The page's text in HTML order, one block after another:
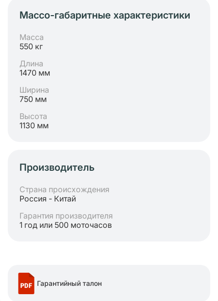
Массо-габаритные характеристики
Масса
550 кг
Длина
1470 мм
Ширина
750 мм
Высота
1130 мм
Производитель
Страна происхождения
Россия - Китай
Гарантия производителя
1 год или 500 моточасов
Гарантийный талон